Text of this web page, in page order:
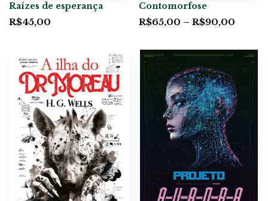
Raízes de esperança
R$45,00
Contomorfose
R$65,00 – R$90,00